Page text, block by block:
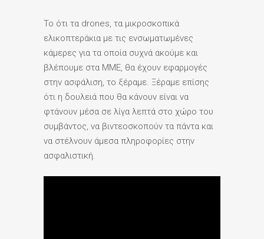
Το ότι τα drones, τα μικροσκοπικά
ελικοπτεράκια με τις ενσωματωμένες
κάμερες για τα οποία συχνά ακούμε και
βλέπουμε στα ΜΜΕ, θα έχουν εφαρμογές
στην ασφάλιση, το ξέραμε. Ξέραμε επίσης
ότι η δουλειά που θα κάνουν είναι να
φτάνουν μέσα σε λίγα λεπτά στο χώρο του
συμβάντος, να βιντεοσκοπούν τα πάντα και
να στέλνουν άμεσα πληροφορίες στην
ασφαλιστική.